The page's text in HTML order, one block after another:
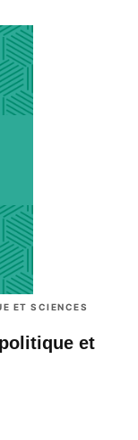
ET SCIENCES
et